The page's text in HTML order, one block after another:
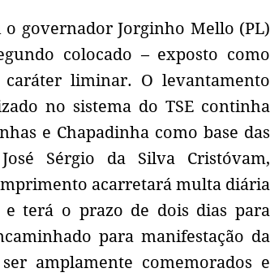
governador Jorginho Mello (PL)
colocado – exposto como
caráter liminar. O levantamento
no sistema do TSE continha
e Chapadinha como base das
Sérgio da Silva Cristóvam,
acarretará multa diária
terá o prazo de dois dias para
para manifestação da
amplamente comemorados e